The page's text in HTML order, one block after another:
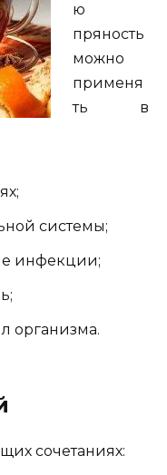
ю
пряность
можно
применя
ть в
системы;
инфекции;
организма.
сочетаниях: